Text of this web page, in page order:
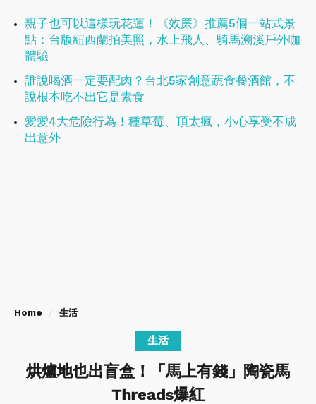
親子也可以這樣玩花蓮！《效廉》推薦5個一站式景
點：台版紐西蘭拍美照，水上飛人、騎馬溯溪戶外咖
體驗
誰說喝酒一定要配肉？台北5家創意蔬食餐酒館，不
說根本吃不出它是素食
愛愛4大危險行為！種草莓、頂太瘋，小心享受不成
出意外
Home 生活
生活
烘爐地也出盲盒！「馬上有錢」陶瓷馬
Threads爆紅